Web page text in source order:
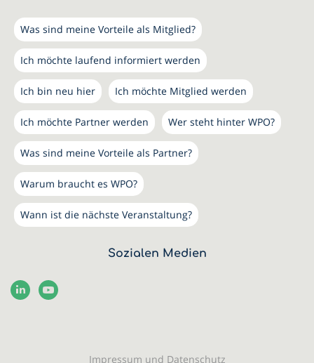
Was sind meine Vorteile als Mitglied?
Ich möchte laufend informiert werden
Ich bin neu hier Ich möchte Mitglied werden
Ich möchte Partner werden Wer steht hinter WPO?
Was sind meine Vorteile als Partner?
Warum braucht es WPO?
Wann ist die nächste Veranstaltung?
Sozialen Medien
Impressum und Datenschutz